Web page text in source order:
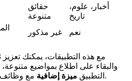
حقائق
متنوعة
أخبار، علوم،
تاريخ
غير مذكور نعم
مع هذه التطبيقات، يمكنك
والبقاء على اطلاع بمواضيع
التطبيق ميزة إضافية مع وظائف اجتماعية لمشاركة معرفتك.